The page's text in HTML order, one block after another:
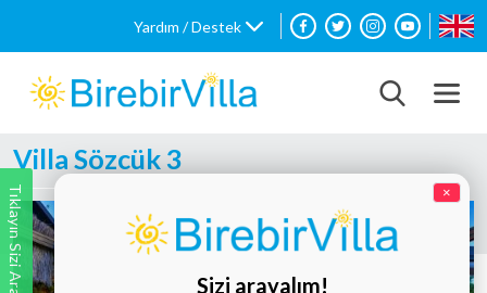
Yardım / Destek
Villa Sözcük 3
Tıklayın Sizi Arayalım ×
Sizi arayalım!